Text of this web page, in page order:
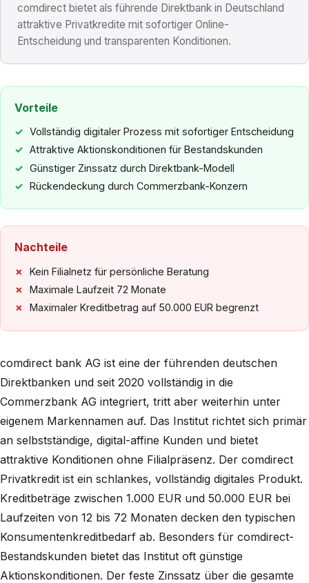
comdirect bietet als führende Direktbank in Deutschland
attraktive Privatkredite mit sofortiger Online-
Entscheidung und transparenten Konditionen.
Vorteile
Vollständig digitaler Prozess mit sofortiger Entscheidung
Attraktive Aktionskonditionen für Bestandskunden
Günstiger Zinssatz durch Direktbank-Modell
Rückendeckung durch Commerzbank-Konzern
Nachteile
Kein Filialnetz für persönliche Beratung
Maximale Laufzeit 72 Monate
Maximaler Kreditbetrag auf 50.000 EUR begrenzt
comdirect bank AG ist eine der führenden deutschen
Direktbanken und seit 2020 vollständig in die
Commerzbank AG integriert, tritt aber weiterhin unter
eigenem Markennamen auf. Das Institut richtet sich primär
an selbstständige, digital-affine Kunden und bietet
attraktive Konditionen ohne Filialpräsenz. Der comdirect
Privatkredit ist ein schlankes, vollständig digitales Produkt.
Kreditbeträge zwischen 1.000 EUR und 50.000 EUR bei
Laufzeiten von 12 bis 72 Monaten decken den typischen
Konsumentenkreditbedarf ab. Besonders für comdirect-
Bestandskunden bietet das Institut oft günstige
Aktionskonditionen. Der feste Zinssatz über die gesamte